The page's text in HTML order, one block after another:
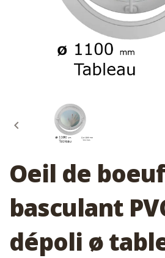

Oeil de
basculant
dépoli ø